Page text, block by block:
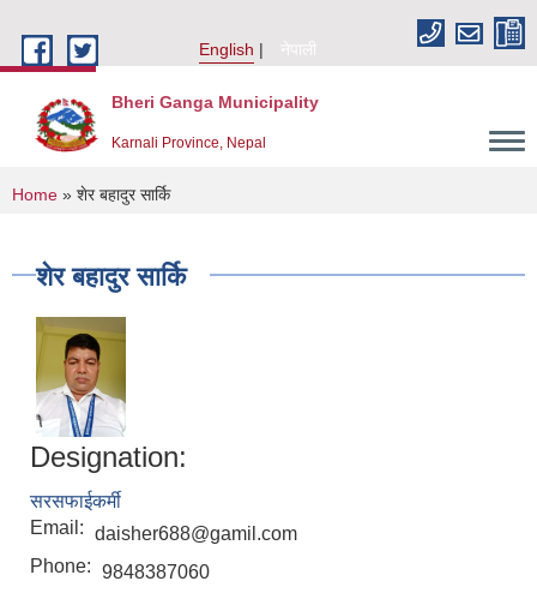
English
नेपाली
Bheri Ganga Municipality
Karnali Province, Nepal
You are here
Home » शेर बहादुर सार्कि
शेर बहादुर सार्कि
Designation:
सरसफाईकर्मी
Email: daisher688@gamil.com
Phone: 9848387060